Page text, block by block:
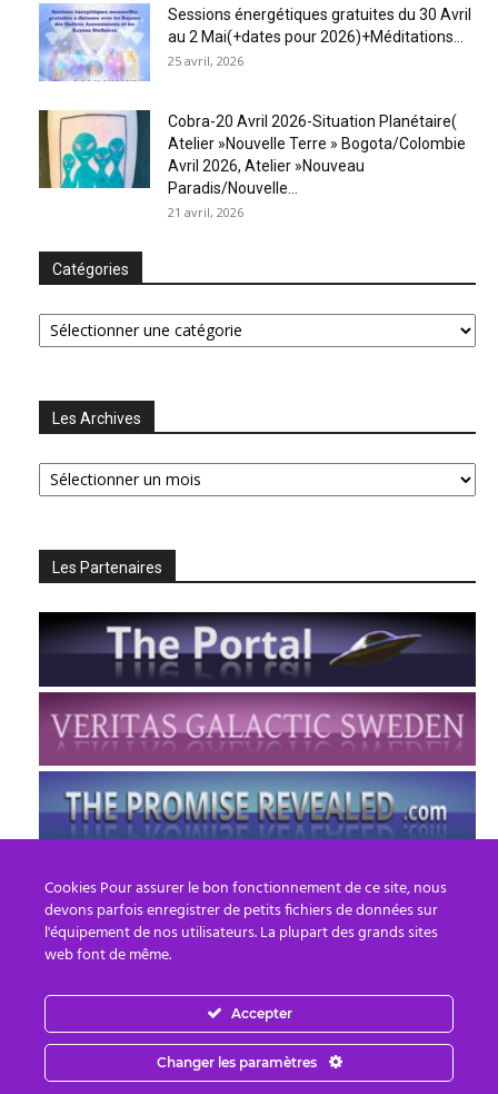
Sessions énergétiques gratuites du 30 Avril
au 2 Mai(+dates pour 2026)+Méditations...
25 avril, 2026
Cobra-20 Avril 2026-Situation Planétaire(
Atelier »Nouvelle Terre » Bogota/Colombie
Avril 2026, Atelier »Nouveau
Paradis/Nouvelle...
21 avril, 2026
Catégories
Catégories
Les Archives
Les
Archives
Les Partenaires
FR EN
© 2013 - 2026 PREPARE FOR CHANGE
Cookies Pour assurer le bon fonctionnement de ce site, nous
devons parfois enregistrer de petits fichiers de données sur
l'équipement de nos utilisateurs. La plupart des grands sites
web font de même.
Accepter
Changer les paramètres